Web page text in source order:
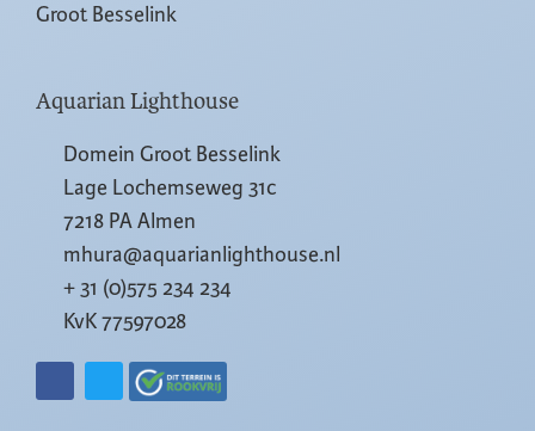
Groot Besselink
Aquarian Lighthouse
Domein Groot Besselink
Lage Lochemseweg 31c
7218 PA Almen
mhura@aquarianlighthouse.nl
+ 31 (0)575 234 234
KvK 77597028